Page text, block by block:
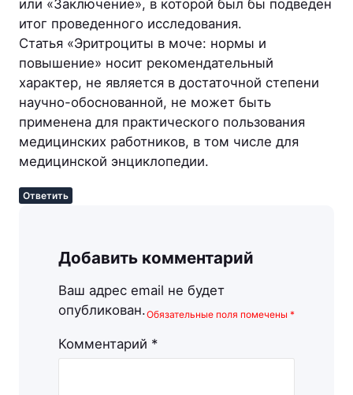
или «Заключение», в которой был бы подведен
итог проведенного исследования.
Статья «Эритроциты в моче: нормы и
повышение» носит рекомендательный
характер, не является в достаточной степени
научно-обоснованной, не может быть
применена для практического пользования
медицинских работников, в том числе для
медицинской энциклопедии.
Ответить
Добавить комментарий
Ваш адрес email не будет
опубликован.Обязательные поля помечены *
Комментарий *